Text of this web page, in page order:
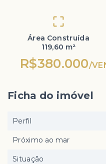
Área Construída
119,60 m²
R$380.000/
Ficha do imóvel
Perfil
Próximo ao mar
Situação